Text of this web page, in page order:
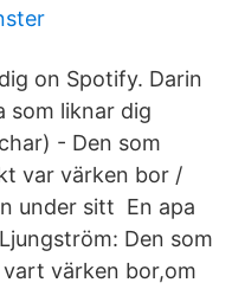
on Spotify. Darin
som liknar dig
- Den som
var värken bor /
under sitt En apa
Den som
värken bor,om